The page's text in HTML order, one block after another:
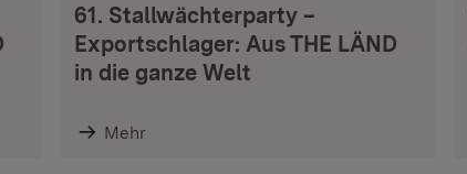
61. Stallwächterparty –
Exportschlager: Aus THE LÄND
in die ganze Welt
Mehr